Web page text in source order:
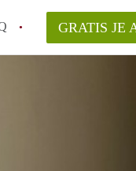
GRATIS JE